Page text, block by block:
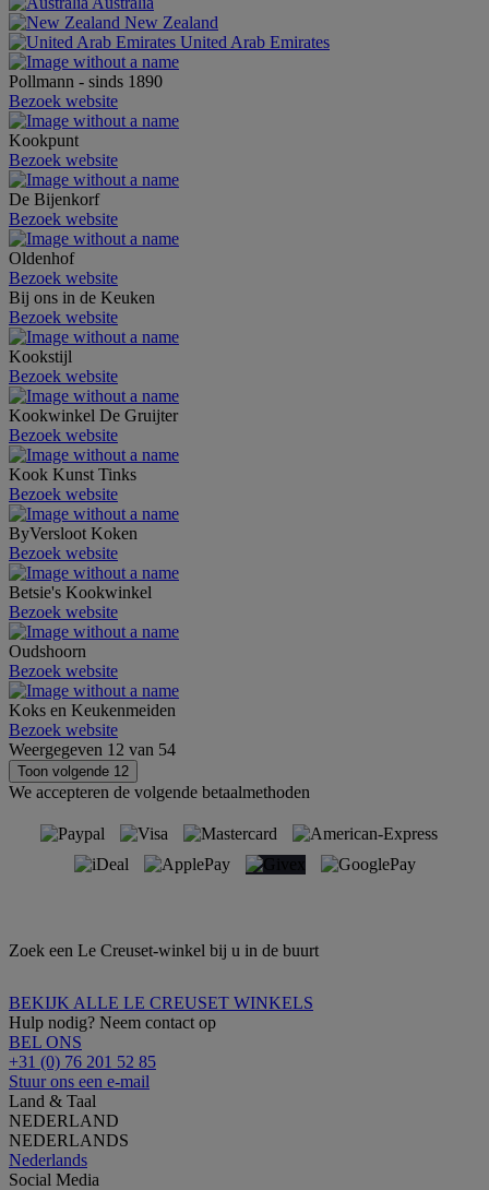
New Zealand
United Arab Emirates
Pollmann - sinds 1890
Bezoek website
Kookpunt
Bezoek website
De Bijenkorf
Bezoek website
Oldenhof
Bezoek website
Bij ons in de Keuken
Bezoek website
Kookstijl
Bezoek website
Kookwinkel De Gruijter
Bezoek website
Kook Kunst Tinks
Bezoek website
ByVersloot Koken
Bezoek website
Betsie's Kookwinkel
Bezoek website
Oudshoorn
Bezoek website
Koks en Keukenmeiden
Bezoek website
Weergegeven 12 van 54
Toon volgende 12
We accepteren de volgende betaalmethoden
Zoek een Le Creuset-winkel bij u in de buurt
BEKIJK ALLE LE CREUSET WINKELS
Hulp nodig? Neem contact op
BEL ONS
+31 (0) 76 201 52 85
Stuur ons een e-mail
Land & Taal
NEDERLAND
NEDERLANDS
Nederlands
Social Media